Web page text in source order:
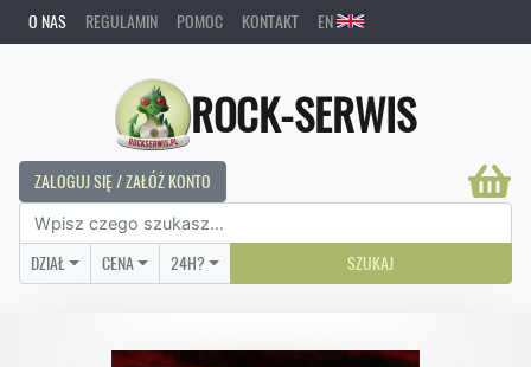
O NAS REGULAMIN POMOC KONTAKT EN
ROCK-SERWIS
ZALOGUJ SIĘ / ZAŁÓŻ KONTO
DZIAŁ CENA 24H? SZUKAJ